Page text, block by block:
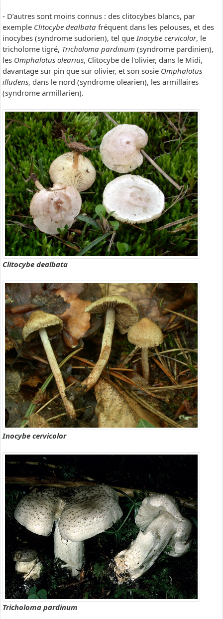
- D’autres sont moins connus : des clitocybes blancs, par
exemple Clitocybe dealbata fréquent dans les pelouses, et des
inocybes (syndrome sudorien), tel queInocybe cervicolor, le
tricholome tigré, Tricholoma pardinum (syndrome pardinien),
les Omphalotus olearius, Clitocybe de l'olivier, dans le Midi,
davantage sur pin que sur olivier, et son sosie Omphalotus
illudens, dans le nord (syndrome olearien), les armillaires
(syndrome armillarien).
Clitocybe dealbata
Inocybe cervicolor
Tricholoma pardinum